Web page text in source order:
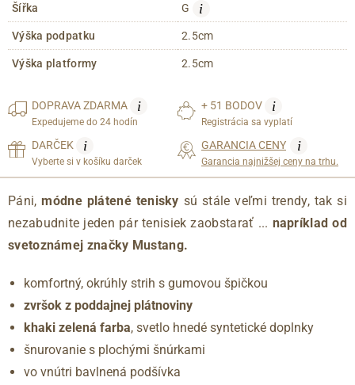
Šířka G i
Výška podpatku 2.5cm
Výška platformy 2.5cm
DOPRAVAZDARMA i
Expedujeme do 24 hodín
+ 51 BODOV i
Registrácia sa vyplatí
DARČEK i
Vyberte si v košíku darček
GARANCIA CENY i
Garancia najnižšej ceny na trhu.
Páni,módne plátené tenisky sú stále veľmi trendy, tak si
nezabudnite jeden pár tenisiek zaobstarať ... napríklad od
svetoznámej značky Mustang.
komfortný, okrúhly strih s gumovou špičkou
zvršok z poddajnej plátnoviny
khaki zelená farba, svetlo hnedé syntetické doplnky
šnurovanie s plochými šnúrkami
vo vnútri bavlnená podšívka